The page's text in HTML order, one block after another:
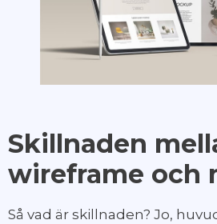
Skillnaden
wireframe och
Så vad är skillnaden? Jo,